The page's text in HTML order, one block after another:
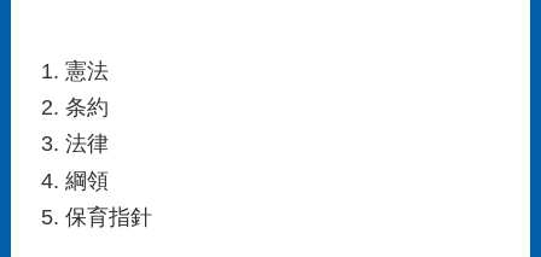
憲法
条約
法律
綱領
保育指針